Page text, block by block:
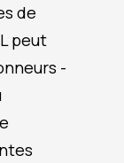
de
peut
-